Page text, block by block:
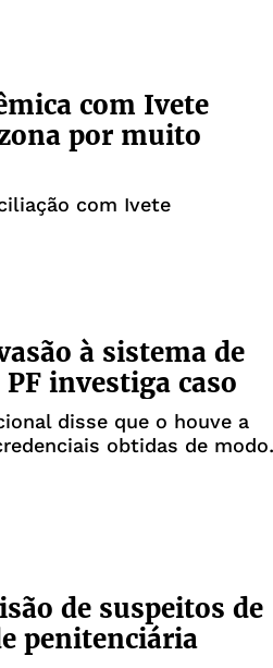
com Ivete
por muito
com Ivete
à sistema de
investiga caso
disse que o houve a
obtidas de modo
de suspeitos de
penitenciária